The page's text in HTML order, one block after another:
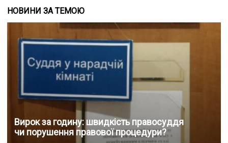
НОВИНИ ЗА ТЕМОЮ
Вирок за годину: швидкість правосуддя
чи порушення правової процедури?